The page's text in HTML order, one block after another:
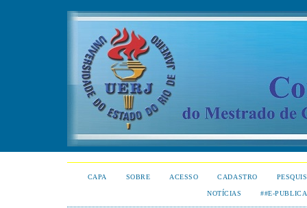
CAPA SOBRE ACESSO CADASTRO
NOTÍCIAS ##E-